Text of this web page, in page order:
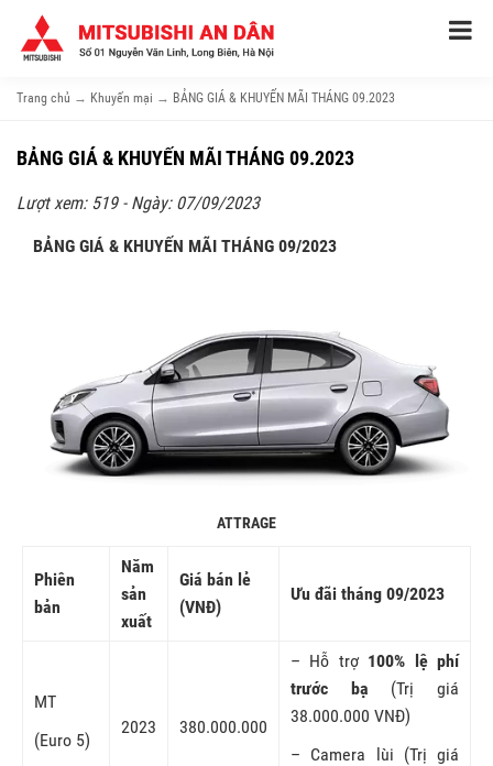
Trang chủ → Khuyến mại → BẢNG GIÁ & KHUYẾN MÃI THÁNG 09.2023
BẢNG GIÁ & KHUYẾN MÃI THÁNG 09.2023
Lượt xem: 519 - Ngày: 07/09/2023
BẢNG GIÁ & KHUYẾN MÃI THÁNG 09/2023
ATTRAGE
Phiên
bản
Năm
sản
xuất
Giá bán lẻ
(VNĐ)
Ưu đãi tháng 09/2023
MT
(Euro 5)
2023 380.000.000
– Hỗ trợ 100% lệ phí
trước bạ (Trị giá
38.000.000 VNĐ)
– Camera lùi (Trị giá